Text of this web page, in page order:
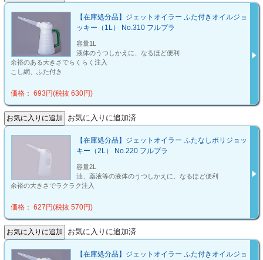
【在庫処分品】ジェットオイラー ふた付きオイルジョ
ッキー（1L） No.310 フルプラ
容量1L
液体のうつしかえに、なるほど便利
余裕のある大きさでらくらく注入
こし網、ふた付き
価格： 693円(税抜 630円)
お気に入りに追加済
【在庫処分品】ジェットオイラー ふたなしポリジョッ
キー（2L） No.220 フルプラ
容量2L
油、薬液等の液体のうつしかえに、なるほど便利
余裕の大きさでラクラク注入
価格： 627円(税抜 570円)
お気に入りに追加済
【在庫処分品】ジェットオイラー ふた付きオイルジョ